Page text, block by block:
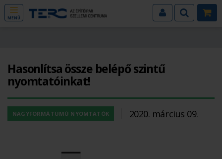
MENÜ
Hasonlítsa össze belépő szintű
nyomtatóinkat!
NAGYFORMÁTUMÚ NYOMTATÓK 2020. március 09.